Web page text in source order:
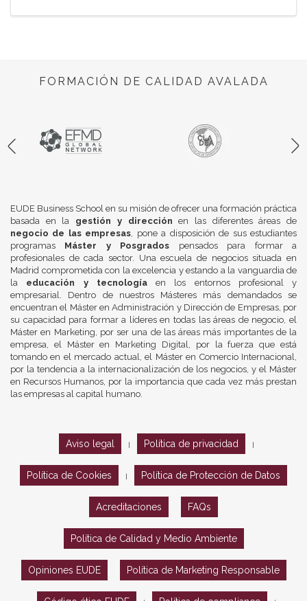
FORMACIÓN DE CALIDAD AVALADA
EUDE Business School en su misión de ofrecer una formación práctica
basada en la gestión y dirección en las diferentes áreas de
negocio de las empresas , pone a disposición de sus estudiantes
programas Máster y Posgrados pensados para formar a
profesionales de cada sector. Una escuela de negocios situada en
Madrid comprometida con la excelencia y estando a la vanguardia de
la educación y tecnologíaen los entornos profesional y
empresarial. Dentro de nuestros Másteres más demandados se
encuentran el Máster en Administración y Dirección de Empresas, por
su capacidad para formar a líderes en todas las áreas de negocio, el
Máster en Marketing, por ser una de las áreas más importantes de la
empresa, el Máster en Marketing Digital, por la fuerza que está
tomando en el mercado actual, el Máster en Comercio Internacional,
por la tendencia a la internacionalización de los negocios, y el Máster
en Recursos Humanos, por la importancia que cada vez más prestan
las empresas al capital humano.
Aviso legal Política de privacidad
Política de Cookies Política de Protección de Datos
Acreditaciones FAQs
Política de Calidad y Medio Ambiente
Opiniones EUDE Política de Marketing Responsable